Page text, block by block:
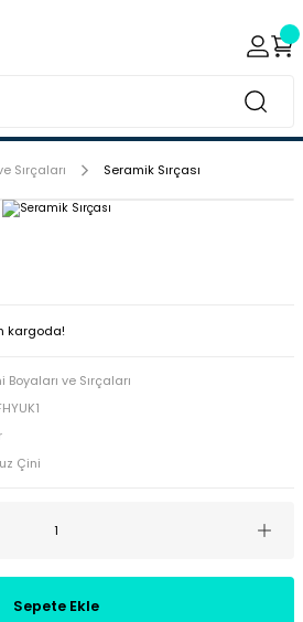
Sırçaları Seramik Sırçası
kargoda!
Boyaları ve Sırçaları
Çini
Sepete Ekle